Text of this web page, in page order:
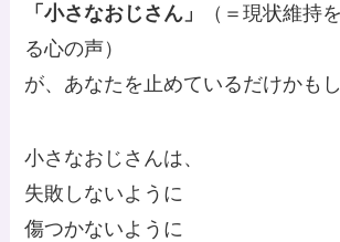
「小さなおじさん」
（＝現状維持
る心の声）
が、あなたを止めているだけかも
小さなおじさんは、
失敗しないように
傷つかないように